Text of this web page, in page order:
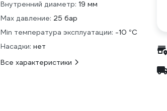
Внутренний диаметр: 19 мм
Max давление: 25 бар
Min температура эксплуатации: -10 °С
Насадки: нет
Все характеристики